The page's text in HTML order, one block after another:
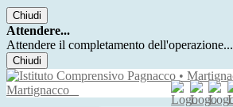
Chiudi
Attendere...
Attendere il completamento dell'operazione...
Chiudi
Martignacco